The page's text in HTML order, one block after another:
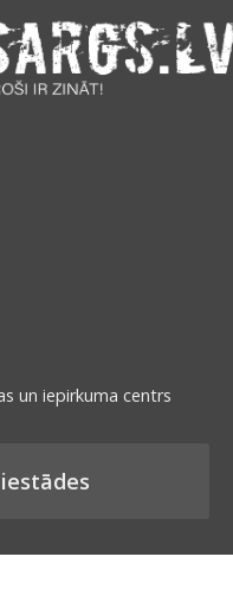
un iepirkuma centrs